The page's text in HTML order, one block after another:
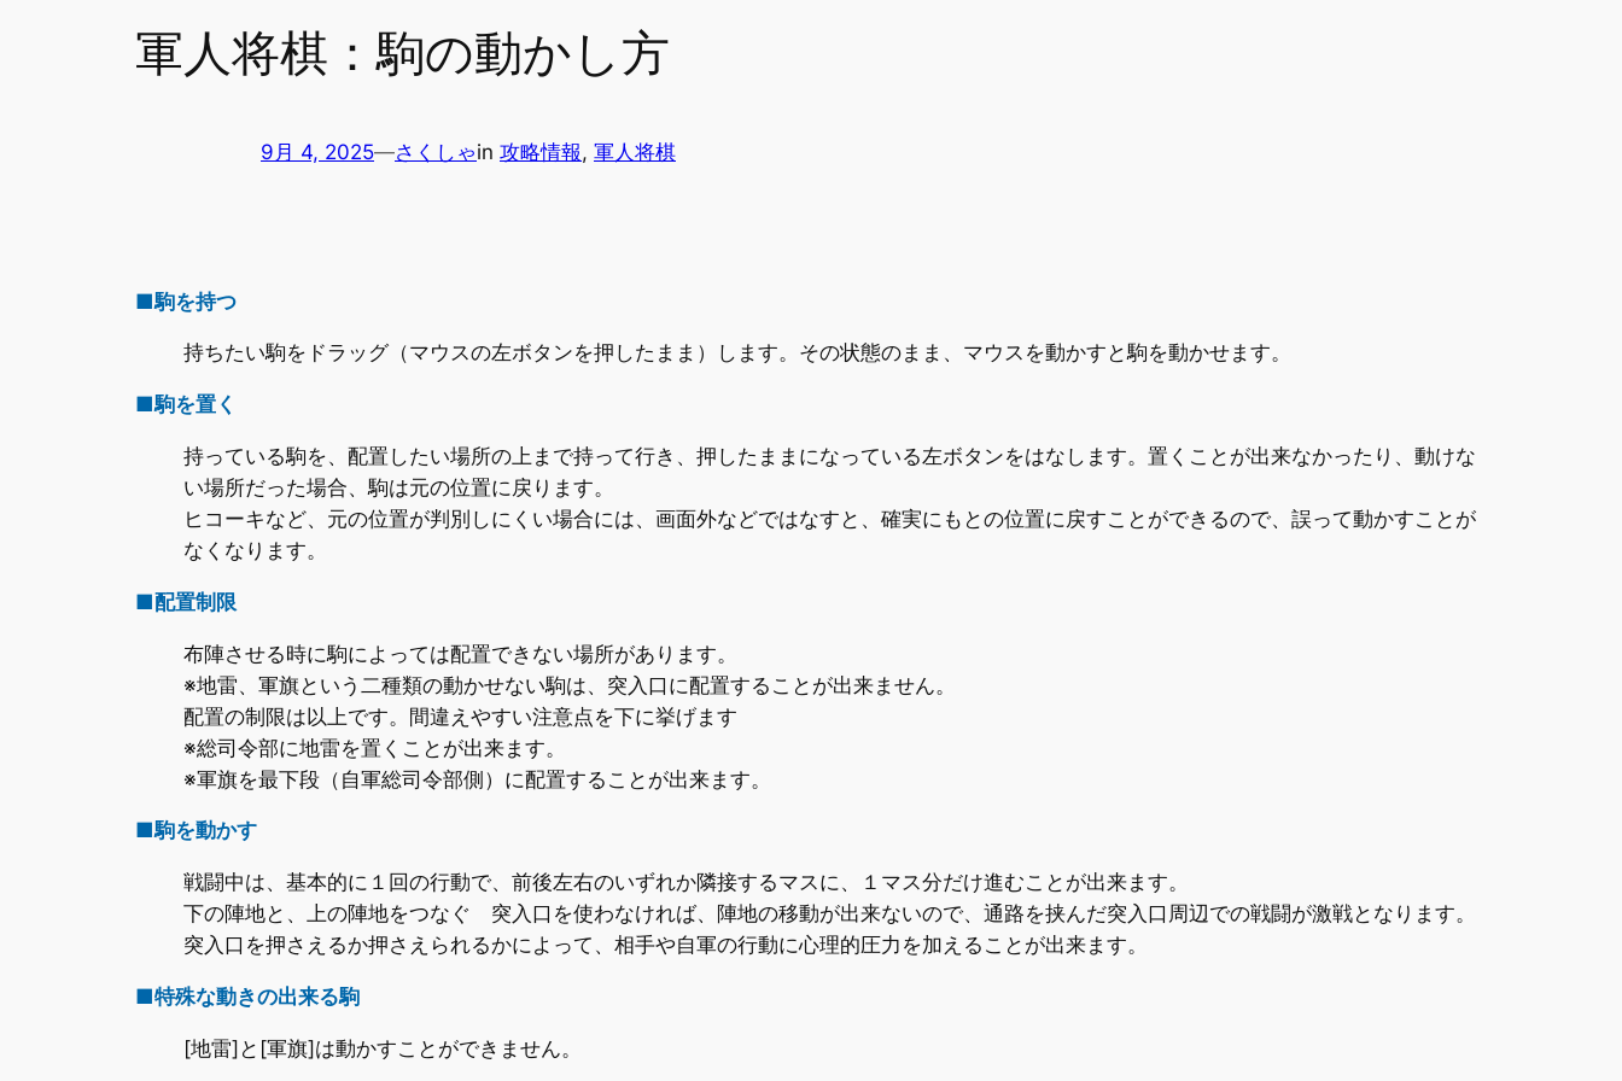
軍人将棋：駒の動かし方
9月 4, 2025—さくしゃin 攻略情報, 軍人将棋
■駒を持つ
持ちたい駒をドラッグ（マウスの左ボタンを押したまま）します。その状態のまま、マウスを動かすと駒を動かせます。
■駒を置く
持っている駒を、配置したい場所の上まで持って行き、押したままになっている左ボタンをはなします。置くことが出来なかったり、動けな
い場所だった場合、駒は元の位置に戻ります。
ヒコーキなど、元の位置が判別しにくい場合には、画面外などではなすと、確実にもとの位置に戻すことができるので、誤って動かすことが
なくなります。
■配置制限
布陣させる時に駒によっては配置できない場所があります。
※地雷、軍旗という二種類の動かせない駒は、突入口に配置することが出来ません。
配置の制限は以上です。間違えやすい注意点を下に挙げます
※総司令部に地雷を置くことが出来ます。
※軍旗を最下段（自軍総司令部側）に配置することが出来ます。
■駒を動かす
戦闘中は、基本的に１回の行動で、前後左右のいずれか隣接するマスに、１マス分だけ進むことが出来ます。
下の陣地と、上の陣地をつなぐ 突入口を使わなければ、陣地の移動が出来ないので、通路を挟んだ突入口周辺での戦闘が激戦となります。
突入口を押さえるか押さえられるかによって、相手や自軍の行動に心理的圧力を加えることが出来ます。
■特殊な動きの出来る駒
[地雷]と[軍旗]は動かすことができません。